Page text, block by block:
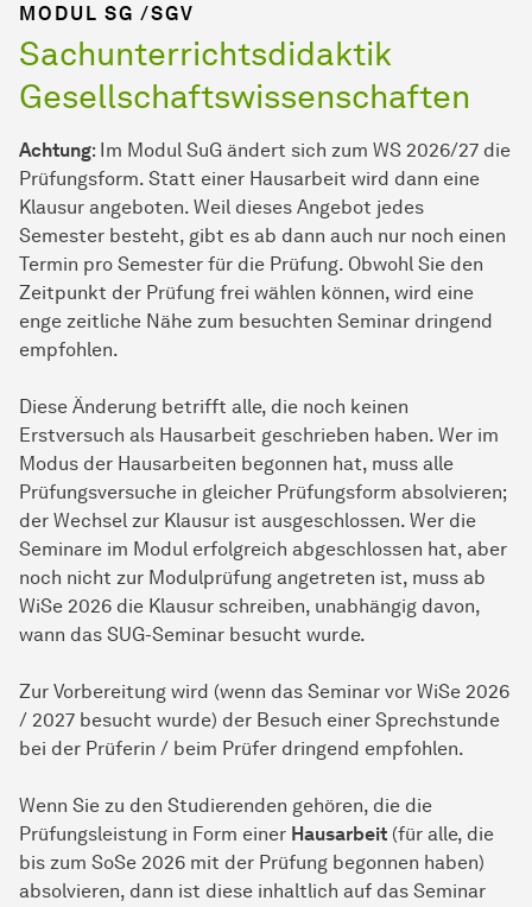
MODUL SG /SGV
Sachunterrichtsdidaktik
Gesellschaftswissenschaften
Achtung: Im Modul SuG ändert sich zum WS 2026/27 die
Prüfungsform. Statt einer Hausarbeit wird dann eine
Klausur angeboten. Weil dieses Angebot jedes
Semester besteht, gibt es ab dann auch nur noch einen
Termin pro Semester für die Prüfung. Obwohl Sie den
Zeitpunkt der Prüfung frei wählen können, wird eine
enge zeitliche Nähe zum besuchten Seminar dringend
empfohlen.
Diese Änderung betrifft alle, die noch keinen
Erstversuch als Hausarbeit geschrieben haben. Wer im
Modus der Hausarbeiten begonnen hat, muss alle
Prüfungsversuche in gleicher Prüfungsform absolvieren;
der Wechsel zur Klausur ist ausgeschlossen. Wer die
Seminare im Modul erfolgreich abgeschlossen hat, aber
noch nicht zur Modulprüfung angetreten ist, muss ab
WiSe 2026 die Klausur schreiben, unabhängig davon,
wann das SUG-Seminar besucht wurde.
Zur Vorbereitung wird (wenn das Seminar vor WiSe 2026
/ 2027 besucht wurde) der Besuch einer Sprechstunde
bei der Prüferin / beim Prüfer dringend empfohlen.
Wenn Sie zu den Studierenden gehören, die die
Prüfungsleistung in Form einer Hausarbeit (für alle, die
bis zum SoSe 2026 mit der Prüfung begonnen haben)
absolvieren, dann ist diese inhaltlich auf das Seminar